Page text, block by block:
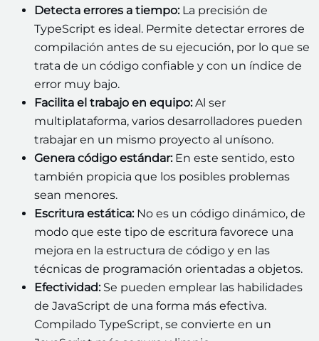
Detecta errores a tiempo:La precisión de
TypeScript es ideal. Permite detectar errores de
compilación antes de su ejecución, por lo que se
trata de un código confiable y con un índice de
error muy bajo.
Facilita el trabajo en equipo:Al ser
multiplataforma, varios desarrolladores pueden
trabajar en un mismo proyecto al unísono.
Genera código estándar:En este sentido, esto
también propicia que los posibles problemas
sean menores.
Escritura estática:No es un código dinámico, de
modo que este tipo de escritura favorece una
mejora en la estructura de código y en las
técnicas de programación orientadas a objetos.
Efectividad:Se pueden emplear las habilidades
de JavaScript de una forma más efectiva.
Compilado TypeScript, se convierte en un